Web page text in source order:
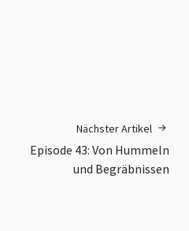
Nächster Artikel
Episode 43: Von Hummeln
und Begräbnissen